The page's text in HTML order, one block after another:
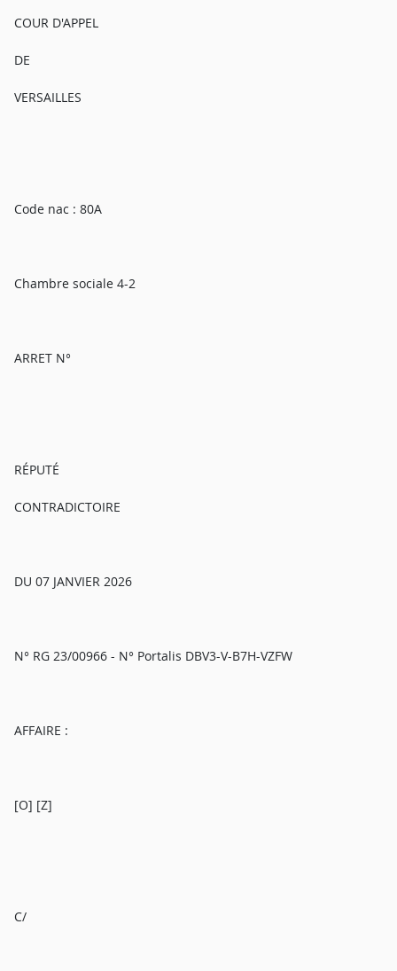
COUR D'APPEL
DE
VERSAILLES
Code nac : 80A
Chambre sociale 4-2
ARRET N°
RÉPUTÉ
CONTRADICTOIRE
DU 07 JANVIER 2026
N° RG 23/00966 - N° Portalis DBV3-V-B7H-VZFW
AFFAIRE :
[O] [Z]
C/